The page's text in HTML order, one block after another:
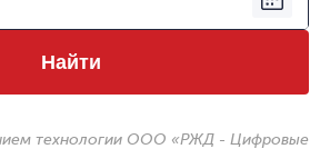
Найти
технологии ООО «РЖД - Цифровые